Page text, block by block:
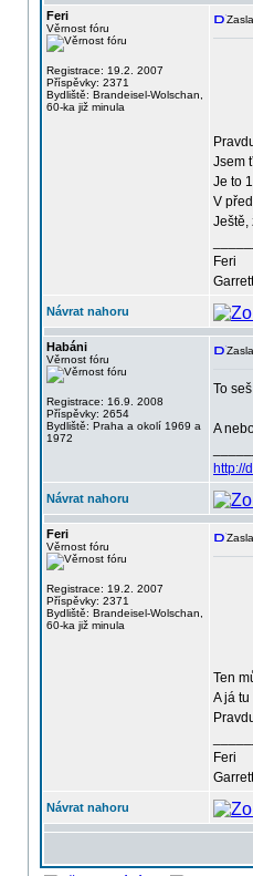
Feri
Věrnost fóru
Registrace: 19.2. 2007
Příspěvky: 2371
Bydliště: Brandeisel-Wolschan,
60-ka již minula
Jsem
Je to
V
Ještě,
Feri
Návrat nahoru
Habáni
Věrnost fóru
Registrace: 16.9. 2008
Příspěvky: 2654
Bydliště: Praha a okolí 1969 a
1972
To
A
http://
Návrat nahoru
Feri
Věrnost fóru
Registrace: 19.2. 2007
Příspěvky: 2371
Bydliště: Brandeisel-Wolschan,
60-ka již minula
Ten
A já
Feri
Návrat nahoru